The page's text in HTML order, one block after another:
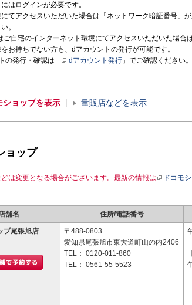
はログインが必要です。
にてアクセスいただいた場合は「ネットワーク暗証番号」
。
ご自宅のインターネット環境にてアクセスいただいた場
お持ちでない方も、dアカウントの発行が可能です。
の発行・確認は「
dアカウント発行 」でご確認ください。
ショップを表示 量販店などを表示
ョップ
は変更となる場合がございます。最新の情報は ドコモ
舗名 住所/電話番号
プ尾張旭店
〒488-0803
愛知県尾張旭市東大道町山の内2406
TEL： 0120-011-860
TEL： 0561-55-5523